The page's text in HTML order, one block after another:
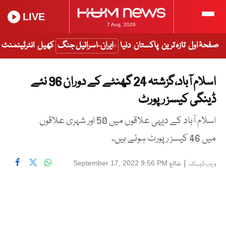
7 Aug, 2026
LIVE
صفحۂ اول تازہ ترین پاکستان دنیا ایران-اسرائیل جنگ کھیل انٹرٹینمنٹ
اسلام آباد،گزشتہ 24 گھنٹے کے دوران 96 نئے
ڈینگی کیسز رپورٹ
اسلام آباد کے دیہی علاقوں میں 50 اور شہری علاقوں
میں 46 کیسز رپورٹ ہوئے ہیں۔
ویب ڈیسک | شائع September 17, 2022 9:56 PM